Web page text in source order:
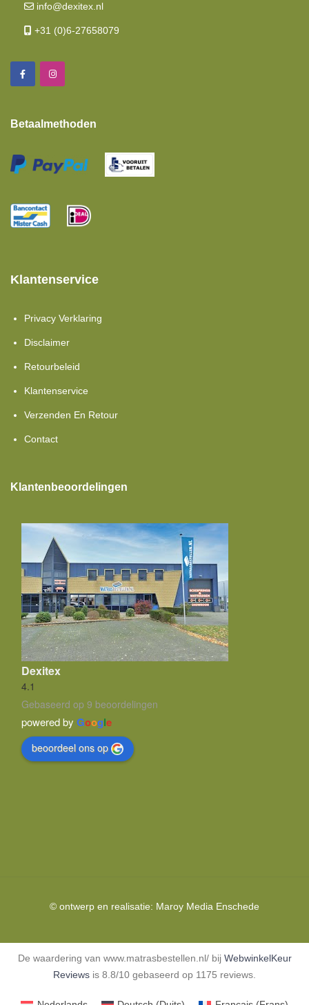
info@dexitex.nl
+31 (0)6-27658079
Betaalmethoden
Klantenservice
Privacy Verklaring
Disclaimer
Retourbeleid
Klantenservice
Verzenden En Retour
Contact
Klantenbeoordelingen
Dexitex
4.1
Gebaseerd op 9 beoordelingen
powered by Google
beoordeel ons op
© ontwerp en realisatie: Maroy Media Enschede
De waardering van www.matrasbestellen.nl/ bij WebwinkelKeur
Reviews is 8.8/10 gebaseerd op 1175 reviews.